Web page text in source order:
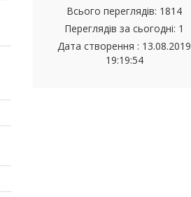
Всього переглядів: 1814
Переглядів за сьогодні: 1
Дата створення : 13.08.2019
19:19:54